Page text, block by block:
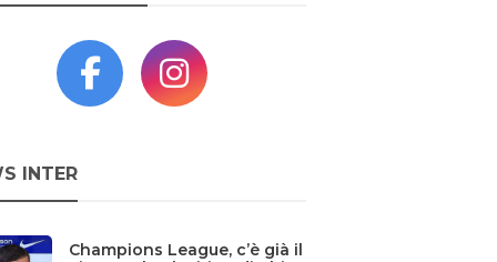
INTER
Champions League, c’è già il